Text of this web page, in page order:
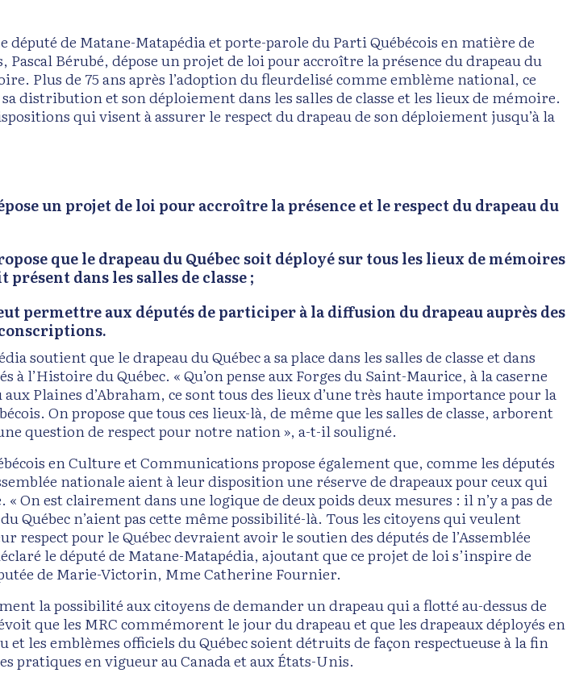
député de Matane-Matapédia et porte-parole du Parti Québécois en matière de
Bérubé, dépose un projet de loi pour accroître la présence du drapeau du
Plus de 75 ans après l’adoption du fleurdelisé comme emblème national, ce
distribution et son déploiement dans les salles de classe et les lieux de mémoire.
qui visent à assurer le respect du drapeau de son déploiement jusqu’à la
un projet de loi pour accroître la présence et le respect du drapeau du
que le drapeau du Québec soit déployé sur tous les lieux de mémoires
dans les salles de classe ;
permettre aux députés de participer à la diffusion du drapeau auprès des
soutient que le drapeau du Québec a sa place dans les salles de classe et dans
à l’Histoire du Québec. « Qu’on pense aux Forges du Saint-Maurice, à la caserne
Plaines d’Abraham, ce sont tous des lieux d’une très haute importance pour la
On propose que tous ces lieux-là, de même que les salles de classe, arborent
question de respect pour notre nation », a-t-il souligné.
en Culture et Communications propose également que, comme les députés
nationale aient à leur disposition une réserve de drapeaux pour ceux qui
On est clairement dans une logique de deux poids deux mesures : il n’y a pas de
Québec n’aient pas cette même possibilité-là. Tous les citoyens qui veulent
respect pour le Québec devraient avoir le soutien des députés de l’Assemblée
le député de Matane-Matapédia, ajoutant que ce projet de loi s’inspire de
de Marie-Victorin, Mme Catherine Fournier.
la possibilité aux citoyens de demander un drapeau qui a flotté au-dessus de
que les MRC commémorent le jour du drapeau et que les drapeaux déployés en
et les emblèmes officiels du Québec soient détruits de façon respectueuse à la fin
pratiques en vigueur au Canada et aux États-Unis.